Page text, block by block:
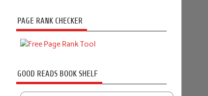
PAGE RANK CHECKER
GOOD READS BOOK SHELF